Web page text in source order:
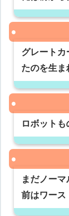
グレートカ
たのを生
ロボット
まだノー
前はワース